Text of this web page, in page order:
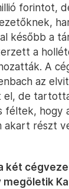
forintot,
később a
a
A
az
el, de
hogy
akart részt
két
megöletik